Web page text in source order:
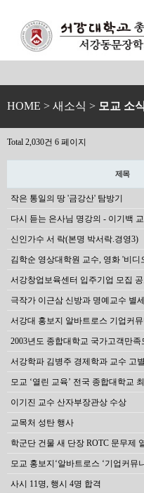
HOME > 새소식 > 모교 소식
Total 2,030건 6 페이지
제목
작은 통일의 땅 '금강산' 탐방기
다시 듣는 은사님 명강의 - 이기백
신인가수 서 락(본명 박서락.경영3)
김학순 영상대학원 교수, 영화 '비디
서강창업보육센터 입주기업 모집
극작가 이근삼 신방과 명예교수 별세
서강대 홍보지 알바트로스 기업커
2003년도 종합대학교 국가고객만족
서강학파 김병주 경제학과 교수 고
모교 ‘열린 교육’ 전국 종합대학교
이기진 교수 산자부장관상 수상
교목처 성탄 행사
학군단 건물 새 단장 ROTC 문무제
모교 홍보지‘알바트로스 ‘기업커뮤
사시 11명, 행시 4명 합격